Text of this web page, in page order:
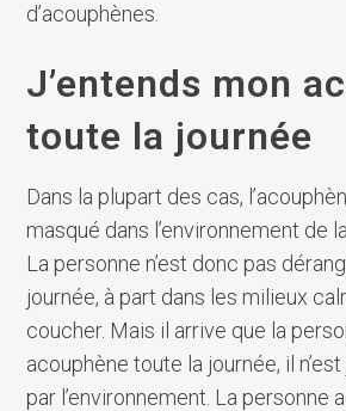
d’acouphènes.
J’entends mon
toute la journée
Dans la plupart des cas,
masqué dans l’environnement de
La personne n’est donc pas
journée, à part dans les milieux
coucher. Mais il arrive que la
acouphène toute la journée, il
par l’environnement. La personne